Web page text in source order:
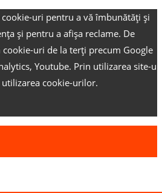
uri pentru a vă îmbunătăți și
și pentru a afișa reclame. De
uri de la terți precum Google
Youtube. Prin utilizarea site-
cookie-urilor.